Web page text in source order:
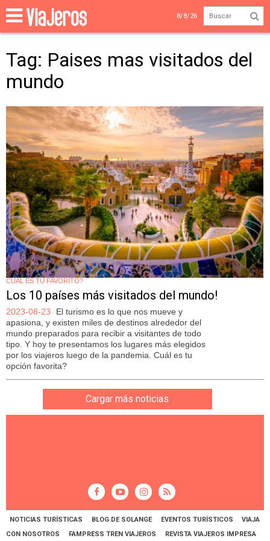
8/8/26
Tag: Paises mas visitados del
mundo
CUÁL ES TU FAVORITO?
Los 10 países más visitados del mundo!
2023-08-23
El turismo es lo que nos mueve y
apasiona, y existen miles de destinos alrededor del
mundo preparados para recibir a visitantes de todo
tipo. Y hoy te presentamos los lugares más elegidos
por los viajeros luego de la pandemia. Cuál es tu
opción favorita?
Cargar más noticias
NOTICIAS TURÍSTICAS BLOG DE SOLANGE EVENTOS TURÍSTICOS
VIAJA
CON NOSOTROS
FAMPRESS TREN VIAJEROS REVISTA VIAJEROS IMPRESA